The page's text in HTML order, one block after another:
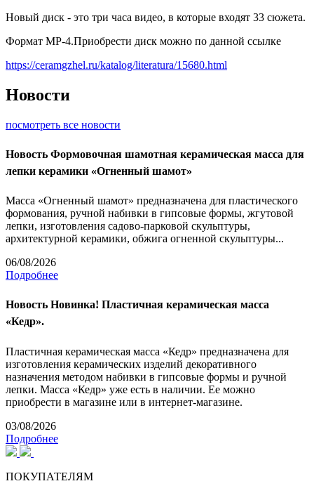
Новый диск - это три часа видео, в которые входят 33 сюжета.
Формат MP-4.Приобрести диск можно по данной ссылке
https://ceramgzhel.ru/katalog/literatura/15680.html
Новости
посмотреть все новости
Новость Формовочная шамотная керамическая масса для
лепки керамики «Огненный шамот»
Масса «Огненный шамот» предназначена для пластического
формования, ручной набивки в гипсовые формы, жгутовой
лепки, изготовления садово-парковой скульптуры,
архитектурной керамики, обжига огненной скульптуры...
06/08/2026
Подробнее
Новость Новинка! Пластичная керамическая масса
«Кедр».
Пластичная керамическая масса «Кедр» предназначена для
изготовления керамических изделий декоративного
назначения методом набивки в гипсовые формы и ручной
лепки. Масса «Кедр» уже есть в наличии. Ее можно
приобрести в магазине или в интернет-магазине.
03/08/2026
Подробнее
ПОКУПАТЕЛЯМ